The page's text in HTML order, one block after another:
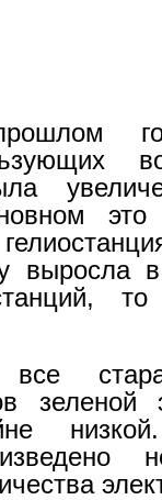
это
выросла
зеленой